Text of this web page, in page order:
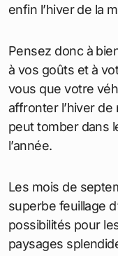
enfin l’hiver de la
Pensez donc à
à vos goûts et à
vous que votre
affronter l’hiver
peut tomber dans
l’année.
Les mois de
superbe feuillage
possibilités pour
paysages